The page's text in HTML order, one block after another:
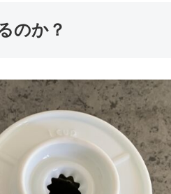
のか？